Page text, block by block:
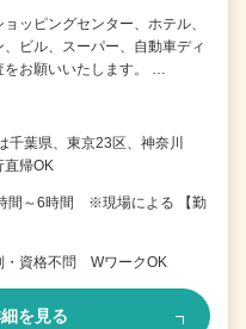
ッピングセンター、ホテル、
ビル、スーパー、自動車ディ
お願いいたします。 …
葉県、東京23区、神奈川
帰OK
間～6時間 ※現場による 【勤
資格不問 WワークOK
を見る